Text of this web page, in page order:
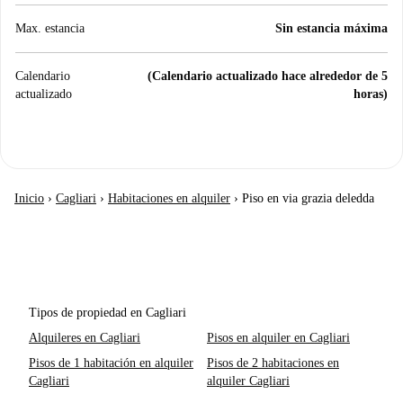
Max. estancia Sin estancia máxima
Calendario
actualizado
(Calendario actualizado hace alrededor de 5
horas)
Inicio › Cagliari › Habitaciones en alquiler › Piso en via grazia deledda
Tipos de propiedad en Cagliari
Alquileres en Cagliari
Pisos en alquiler en Cagliari
Pisos de 1 habitación en alquiler
Cagliari
Pisos de 2 habitaciones en
alquiler Cagliari